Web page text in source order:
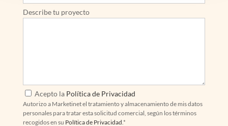
Describe tu proyecto
Acepto la Política de Privacidad
Autorizo a Marketinet el tratamiento y almacenamiento de mis datos
personales para tratar esta solicitud comercial, según los términos
recogidos en su Política de Privacidad .*